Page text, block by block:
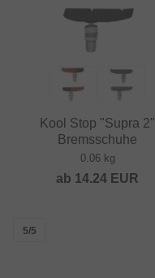
Kool Stop "Supra 2"
Bremsschuhe
0.06 kg
ab 14.24 EUR
5/5